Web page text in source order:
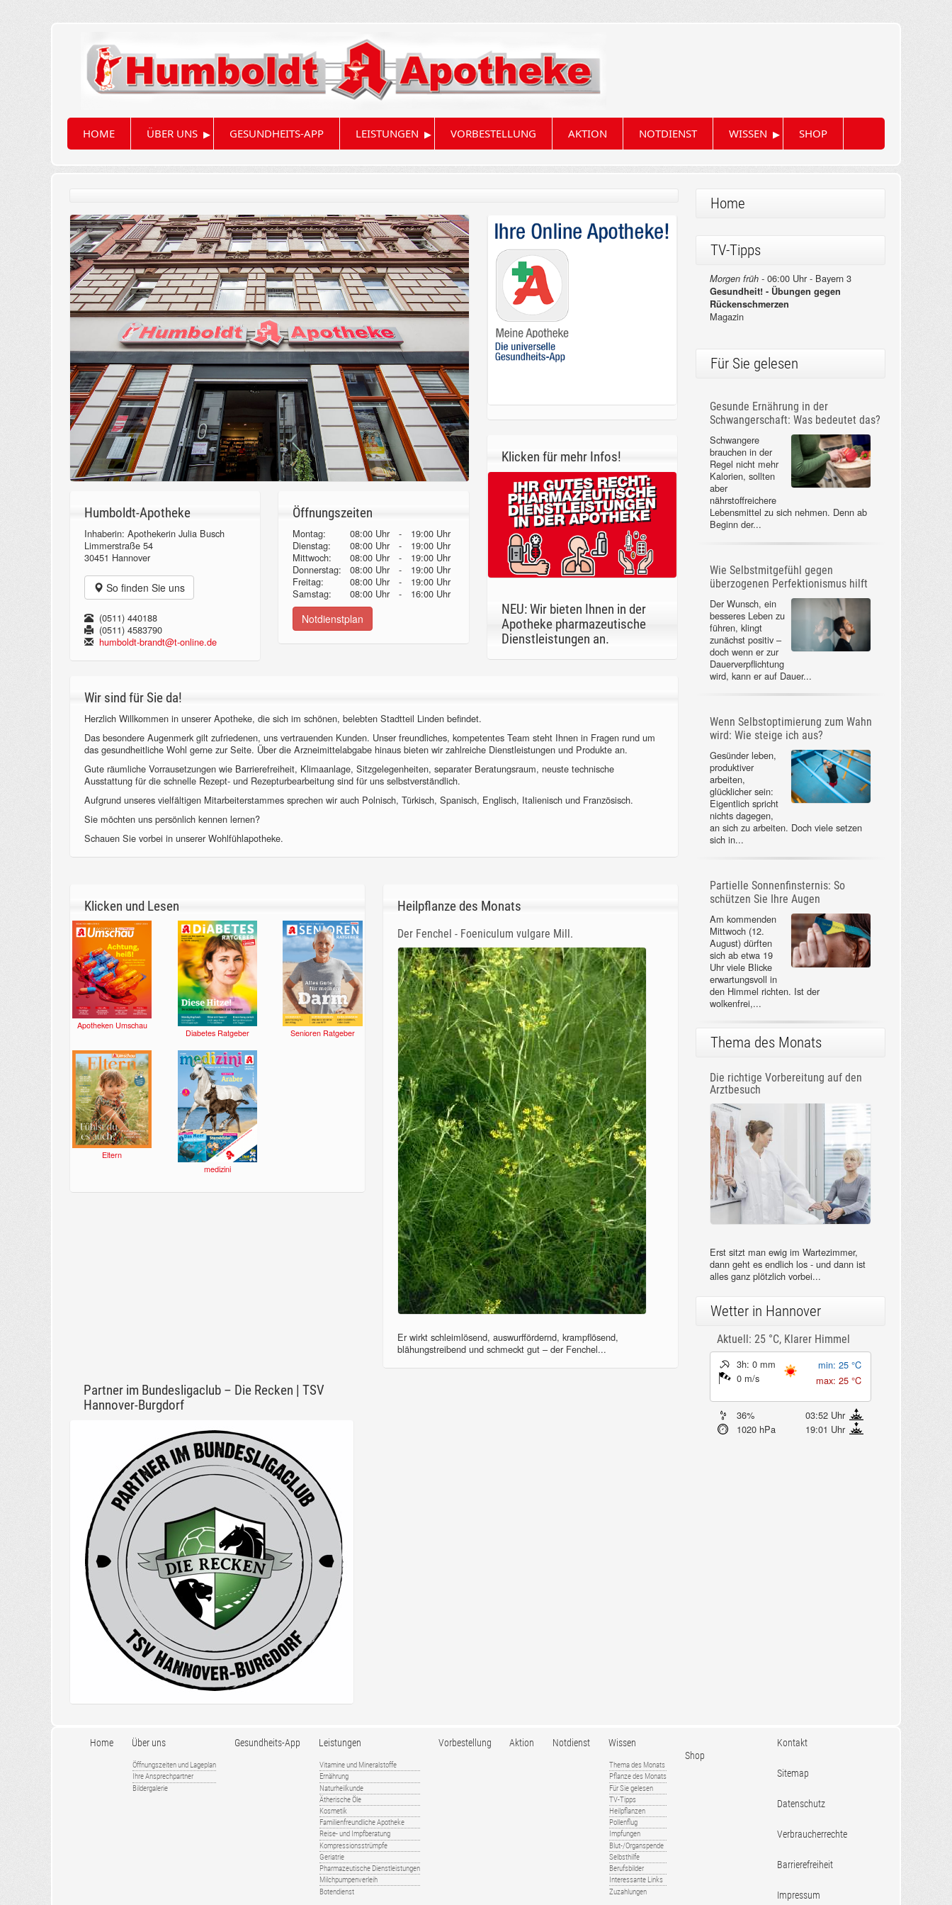
HOME ÜBER UNS ▸ GESUNDHEITS-APP LEISTUNGEN ▸ VORBESTELLUNG AKTION NOTDIENST WISSEN ▸ SHOP
Humboldt-Apotheke
Inhaberin: Apothekerin Julia Busch
Limmerstraße 54
30451 Hannover
So finden Sie uns
(0511) 440188
(0511) 4583790
humboldt-brandt@t-online.de
Öffnungszeiten
Montag: 08:00 Uhr -
19:00 Uhr
Dienstag:
08:00 Uhr -
19:00 Uhr
Mittwoch:
08:00 Uhr -
19:00 Uhr
Donnerstag:08:00 Uhr -
19:00 Uhr
Freitag:
08:00 Uhr -
19:00 Uhr
Samstag:
08:00 Uhr - 16:00 Uhr
Notdienstplan
Klicken für mehr Infos!
NEU: Wir bieten Ihnen in der
Apotheke pharmazeutische
Dienstleistungen an.
Wir sind für Sie da!
Herzlich Willkommen in unserer Apotheke, die sich im schönen, belebten Stadtteil Linden befindet.
Das besondere Augenmerk gilt zufriedenen, uns vertrauenden Kunden. Unser freundliches, kompetentes Team steht Ihnen in Fragen rund um
das gesundheitliche Wohl gerne zur Seite. Über die Arzneimittelabgabe hinaus bieten wir zahlreiche Dienstleistungen und Produkte an.
Gute räumliche Vorrausetzungen wie Barrierefreiheit, Klimaanlage, Sitzgelegenheiten, separater Beratungsraum, neuste technische
Ausstattung für die schnelle Rezept- und Rezepturbearbeitung sind für uns selbstverständlich.
Aufgrund unseres vielfältigen Mitarbeiterstammes sprechen wir auch Polnisch, Türkisch, Spanisch, Englisch, Italienisch und Französisch.
Sie möchten uns persönlich kennen lernen?
Schauen Sie vorbei in unserer Wohlfühlapotheke.
Klicken und Lesen
Apotheken Umschau
Diabetes Ratgeber Senioren Ratgeber
Eltern
medizini
Heilpflanze des Monats
Der Fenchel - Foeniculum vulgare Mill.
Er wirkt schleimlösend, auswurffördernd, krampflösend,
blähungstreibend und schmeckt gut – der Fenchel...
Partner im Bundesligaclub – Die Recken | TSV
Hannover-Burgdorf
Home
TV-Tipps
Morgen früh -06:00 Uhr - Bayern 3
Gesundheit! - Übungen gegen
Rückenschmerzen
Magazin
Für Sie gelesen
Gesunde Ernährung in der
Schwangerschaft: Was bedeutet das?
Schwangere
brauchen in der
Regel nicht mehr
Kalorien, sollten
aber
nährstoffreichere
Lebensmittel zu sich nehmen. Denn ab
Beginn der...
Wie Selbstmitgefühl gegen
überzogenen Perfektionismus hilft
Der Wunsch, ein
besseres Leben zu
führen, klingt
zunächst positiv –
doch wenn er zur
Dauerverpflichtung
wird, kann er auf Dauer...
Wenn Selbstoptimierung zum Wahn
wird: Wie steige ich aus?
Gesünder leben,
produktiver
arbeiten,
glücklicher sein:
Eigentlich spricht
nichts dagegen,
an sich zu arbeiten. Doch viele setzen
sich in...
Partielle Sonnenfinsternis: So
schützen Sie Ihre Augen
Am kommenden
Mittwoch (12.
August) dürften
sich ab etwa 19
Uhr viele Blicke
erwartungsvoll in
den Himmel richten. Ist der
wolkenfrei,...
Thema des Monats
Die richtige Vorbereitung auf den
Arztbesuch
Erst sitzt man ewig im Wartezimmer,
dann geht es endlich los - und dann ist
alles ganz plötzlich vorbei...
Wetter in Hannover
Aktuell: 25 °C, Klarer Himmel
3h: 0 mm
0 m/s
min: 25 °C
max: 25 °C
36%
03:52 Uhr
1020 hPa
19:01 Uhr
Home Über uns
Öffnungszeiten und Lageplan
Ihre Ansprechpartner
Bildergalerie
Gesundheits-App Leistungen
Vitamine und Mineralstoffe
Ernährung
Naturheilkunde
Ätherische Öle
Kosmetik
Familienfreundliche Apotheke
Reise- und Impfberatung
Kompressionsstrümpfe
Geriatrie
Pharmazeutische Dienstleistungen
Milchpumpenverleih
Botendienst
Vorbestellung Aktion Notdienst Wissen
Thema des Monats
Pflanze des Monats
Für Sie gelesen
TV-Tipps
Heilpflanzen
Pollenflug
Impfungen
Blut-/Organspende
Selbsthilfe
Berufsbilder
Interessante Links
Zuzahlungen
Shop
Kontakt
Sitemap
Datenschutz
Verbraucherrechte
Barrierefreiheit
Impressum